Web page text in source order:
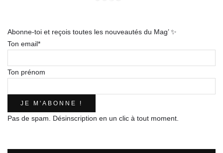
E-
Abonne-toi et reçois toutes les nouveautés du Mag’ ✨
Ton email*
Ton prénom
Pas de spam. Désinscription en un clic à tout moment.